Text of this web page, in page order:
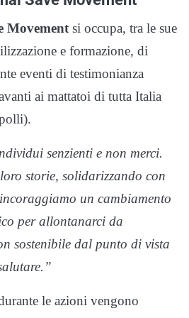
Movement si occupa, tra le sue
e formazione, di
eventi di testimonianza
ai mattatoi di tutta Italia
senzienti e non merci.
storie, solidarizzando con
un cambiamento
per allontanarci da
sostenibile dal punto di vista
le azioni vengono